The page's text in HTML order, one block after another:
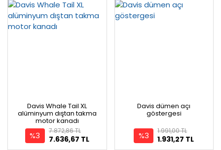
Davis Whale Tail XL
alüminyum dıştan takma
motor kanadı
%3 7.636,67 TL
7.872,86 TL
Davis dümen açı
göstergesi
%3 1.931,27 TL
1.991,00 TL